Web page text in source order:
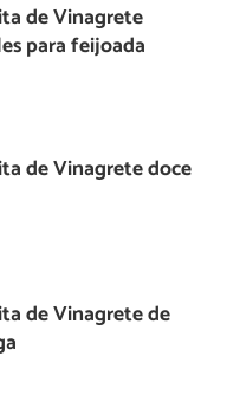
de Vinagrete
para feijoada
de Vinagrete doce
de Vinagrete de